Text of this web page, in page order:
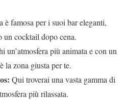
è famosa per i suoi bar eleganti,
un cocktail dopo cena.
un’atmosfera più animata e con un
la zona giusta per te.
Qui troverai una vasta gamma di
più rilassata.